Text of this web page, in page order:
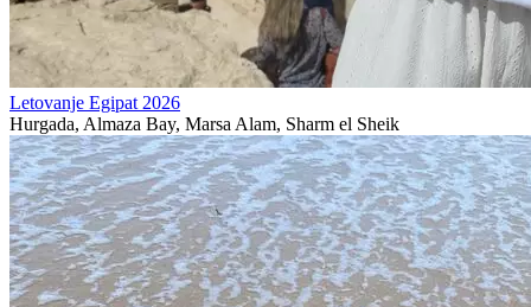
Letovanje Egipat 2026
Hurgada, Almaza Bay, Marsa Alam, Sharm el Sheik